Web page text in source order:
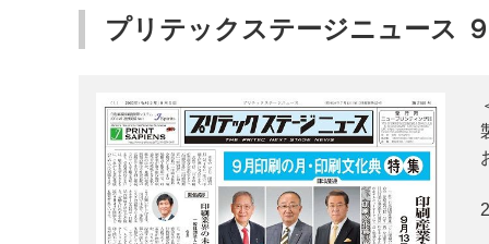
TOP
新商品 新製品 ＡＩ・デジタル デジタル印刷 印
特集記事カテゴリー一覧
2022 見える化・MIS特集
特集・デジタル印刷 アイデ
特集・デジタル印刷 ～ 新成長軌道を描く
プリテックステージニュース